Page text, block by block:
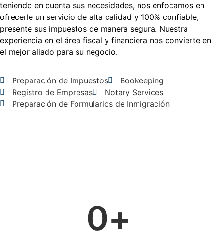
0+
teniendo en cuenta sus necesidades, nos enfocamos en
ofrecerle un servicio de alta calidad y 100% confiable,
presente sus impuestos de manera segura. Nuestra
experiencia en el área fiscal y financiera nos convierte en
el mejor aliado para su negocio.
Preparación de Impuestos
Bookeeping
Registro de Empresas
Notary Services
Preparación de Formularios de Inmigración